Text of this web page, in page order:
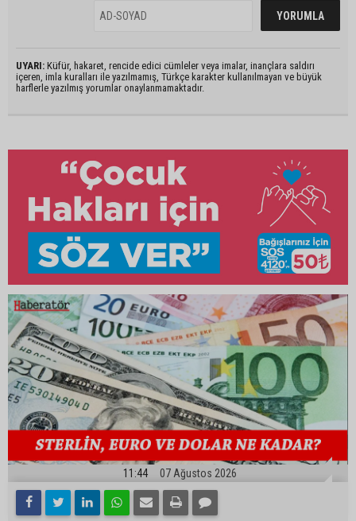
UYARI: Küfür, hakaret, rencide edici cümleler veya imalar, inançlara saldırı
içeren, imla kuralları ile yazılmamış, Türkçe karakter kullanılmayan ve büyük
harflerle yazılmış yorumlar onaylanmamaktadır.
11:44 07 Ağustos 2026